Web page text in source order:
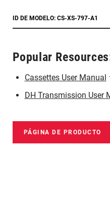
ID DE MODELO: CS-XS-797-A1
Popular
Cassettes User Manual
DH Transmission User
PÁGINA DE PRODUCTO